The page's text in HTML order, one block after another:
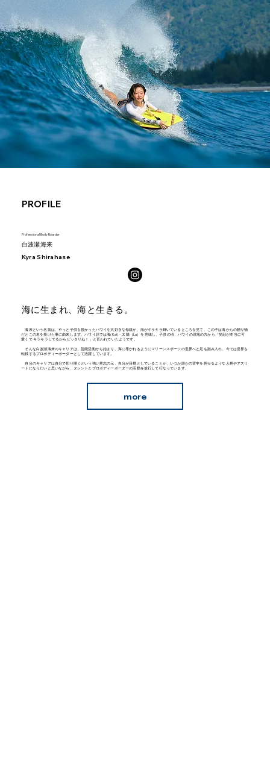
Professional Body Boarder
白波瀬海来
Kyra Shirahase
海に生まれ、海と生きる。
海来という名前は、やっと子供を授かったハワイを大好きな母親が、海がキラキラ輝いているところを見て、この子は海からの贈り物
だとこの名を授けた事に由来します。ハワイ語では海(Kai)・太陽（La）を意味し、子供の頃、ハワイの現地の方から「笑顔が本当に可
愛くて キラキラしてるからピッタリね！」と言われていたようです。
そんな白波瀬海来のキャリアは、芸能活動から始まり、海に導かれるようにマリーンスポーツの世界へと足を踏み入れ、今では世界を
転戦するプロボディーボーダーとして活躍しています。
自分のキャリアは自分で切り開くという強い意志の元、自分が目標としていることが、いつか誰かの背中を押せるような人柄やアスリ
ートになりたいと思いながら、タレントとプロボディーボーダーの活動を並行して行なっています。
more
PROFILE